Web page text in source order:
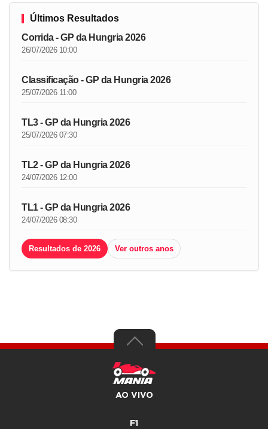
Últimos Resultados
Corrida - GP da Hungria 2026
26/07/2026 10:00
Classificação - GP da Hungria 2026
25/07/2026 11:00
TL3 - GP da Hungria 2026
25/07/2026 07:30
TL2 - GP da Hungria 2026
24/07/2026 12:00
TL1 - GP da Hungria 2026
24/07/2026 08:30
Resultados de 2026 Ver outros anos
AO VIVO
F1